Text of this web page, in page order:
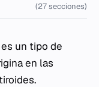
(27 secciones)
es un tipo de
en las